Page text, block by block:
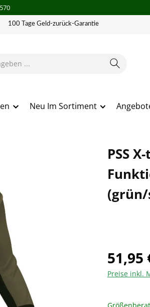
100 Tage Geld-zurück-Garantie
Neu Im Sortiment
PSS
51,95
Preise inkl.